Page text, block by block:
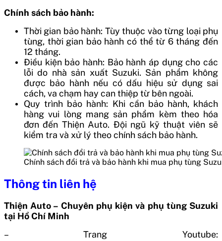
Chính sách bảo hành:
Thời gian bảo hành: Tùy thuộc vào từng loại phụ
tùng, thời gian bảo hành có thể từ 6 tháng đến
12 tháng.
Điều kiện bảo hành: Bảo hành áp dụng cho các
lỗi do nhà sản xuất Suzuki. Sản phẩm không
được bảo hành nếu có dấu hiệu sử dụng sai
cách, va chạm hay can thiệp từ bên ngoài.
Quy trình bảo hành: Khi cần bảo hành, khách
hàng vui lòng mang sản phẩm kèm theo hóa
đơn đến Thiện Auto. Đội ngũ kỹ thuật viên sẽ
kiểm tra và xử lý theo chính sách bảo hành.
Chính sách đổi trả và bảo hành khi mua phụ tùng
Thông tin liên hệ
Thiện Auto – Chuyên phụ kiện và phụ tùng Suzuki
tại Hồ Chí Minh
– Trang Youtube: